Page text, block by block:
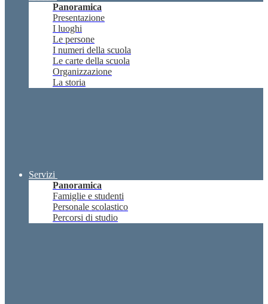
Panoramica
Presentazione
I luoghi
Le persone
I numeri della scuola
Le carte della scuola
Organizzazione
La storia
Servizi
Panoramica
Famiglie e studenti
Personale scolastico
Percorsi di studio